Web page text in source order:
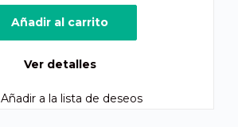
precio
original
era:
precio
actual
es:
Añadir al carrito
Ver detalles
Añadir a la lista de deseos